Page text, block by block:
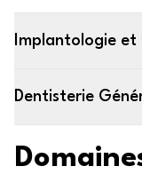
Implantologie et
Dentisterie